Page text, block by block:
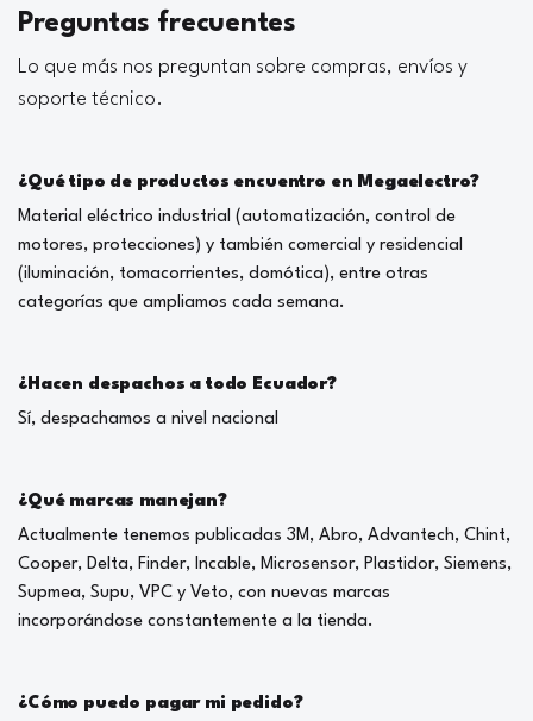
Preguntas frecuentes
Lo que más nos preguntan sobre compras, envíos y
soporte técnico.
¿Qué tipo de productos encuentro en Megaelectro?
Material eléctrico industrial (automatización, control de
motores, protecciones) y también comercial y residencial
(iluminación, tomacorrientes, domótica), entre otras
categorías que ampliamos cada semana.
¿Hacen despachos a todo Ecuador?
Sí, despachamos a nivel nacional
¿Qué marcas manejan?
Actualmente tenemos publicadas 3M, Abro, Advantech, Chint,
Cooper, Delta, Finder, Incable, Microsensor, Plastidor, Siemens,
Supmea, Supu, VPC y Veto, con nuevas marcas
incorporándose constantemente a la tienda.
¿Cómo puedo pagar mi pedido?